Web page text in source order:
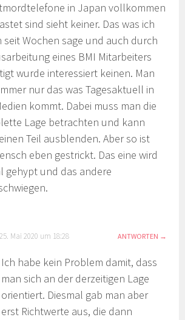
in Japan vollkommen
sind sieht keiner. Das was ich
seit Wochen sage und auch durch
eines BMI Mitarbeiters
wurde interessiert keinen. Man
nur das was Tagesaktuell in
kommt. Dabei muss man die
Lage betrachten und kann
Teil ausblenden. Aber so ist
eben gestrickt. Das eine wird
gehypt und das andere
25. Mai 2020 um 18:28 ANTWORTEN
Ich habe kein Problem damit, dass
man sich an der derzeitigen Lage
orientiert. Diesmal gab man aber
erst Richtwerte aus, die dann